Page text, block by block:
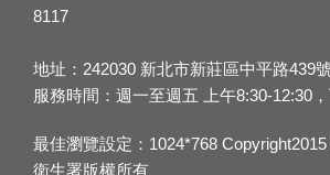
8117
地址：242030 新北市新莊區中平路439
服務時間：週一至週五 上午8:30-12:30
最佳瀏覽設定：1024*768
衛生署版權所有